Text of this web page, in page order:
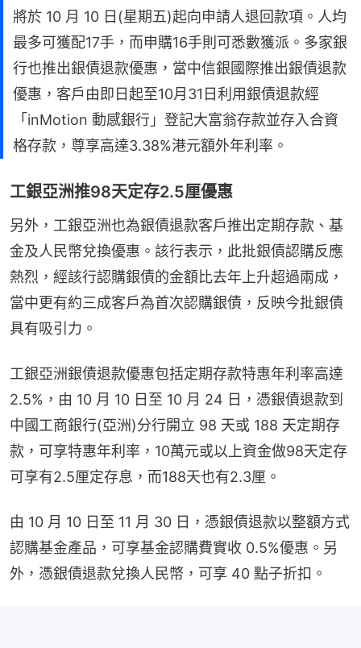
將於 10 月 10 日(星期五)起向申請人退回款項。人均
最多可獲配17手，而申購16手則可悉數獲派。多家銀
行也推出銀債退款優惠，當中信銀國際推出銀債退款
優惠，客戶由即日起至10月31日利用銀債退款經
「inMotion 動感銀行」登記大富翁存款並存入合資
格存款，尊享高達3.38%港元額外年利率。
工銀亞洲推98天定存2.5厘優惠
另外，工銀亞洲也為銀債退款客戶推出定期存款、基
金及人民幣兌換優惠。該行表示，此批銀債認購反應
熱烈，經該行認購銀債的金額比去年上升超過兩成，
當中更有約三成客戶為首次認購銀債，反映今批銀債
具有吸引力。
工銀亞洲銀債退款優惠包括定期存款特惠年利率高達
2.5%，由 10 月 10 日至 10 月 24 日，憑銀債退款到
中國工商銀行(亞洲)分行開立 98 天或 188 天定期存
款，可享特惠年利率，10萬元或以上資金做98天定存
可享有2.5厘定存息，而188天也有2.3厘。
由 10 月 10 日至 11 月 30 日，憑銀債退款以整額方式
認購基金產品，可享基金認購費實收 0.5%優惠。另
外，憑銀債退款兌換人民幣，可享 40 點子折扣。